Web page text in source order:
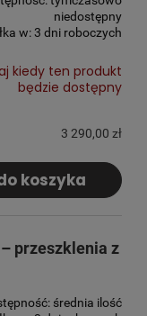
niedostępny
w:3 dni roboczych
kiedy ten produkt
będzie dostępny
3 290,00 zł
koszyka
przeszklenia z
średnia ilość